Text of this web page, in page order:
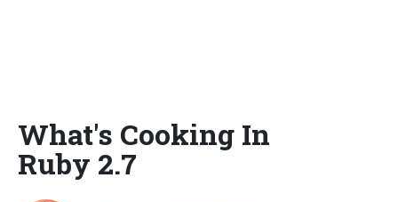
What's Cooking In
Ruby 2.7